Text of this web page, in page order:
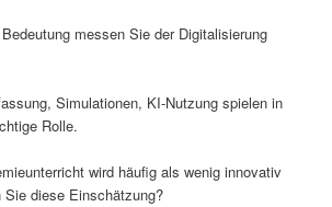
messen Sie der Digitalisierung
Simulationen, KI-Nutzung spielen in
Rolle.
wird häufig als wenig innovativ
Sie diese Einschätzung?